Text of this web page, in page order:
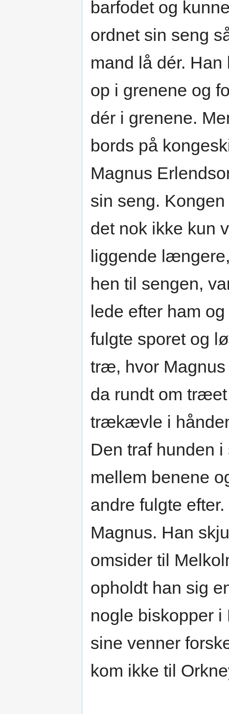
barfodet og
ordnet sin seng
mand lå dér.
op i grenene og
dér i grenene.
bords på
Magnus
sin seng.
det nok ikke kun
liggende
hen til sengen,
lede efter ham
fulgte sporet og
træ, hvor
da rundt om
trækævle i
Den traf hunden
mellem benene
andre fulgte
Magnus. Han
omsider til
opholdt han sig
nogle biskopper i
sine venner
kom ikke til